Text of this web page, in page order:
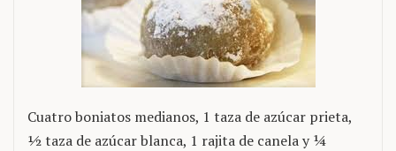
Cuatro boniatos medianos, 1 taza de azúcar prieta,
½ taza de azúcar blanca, 1 rajita de canela y ¼